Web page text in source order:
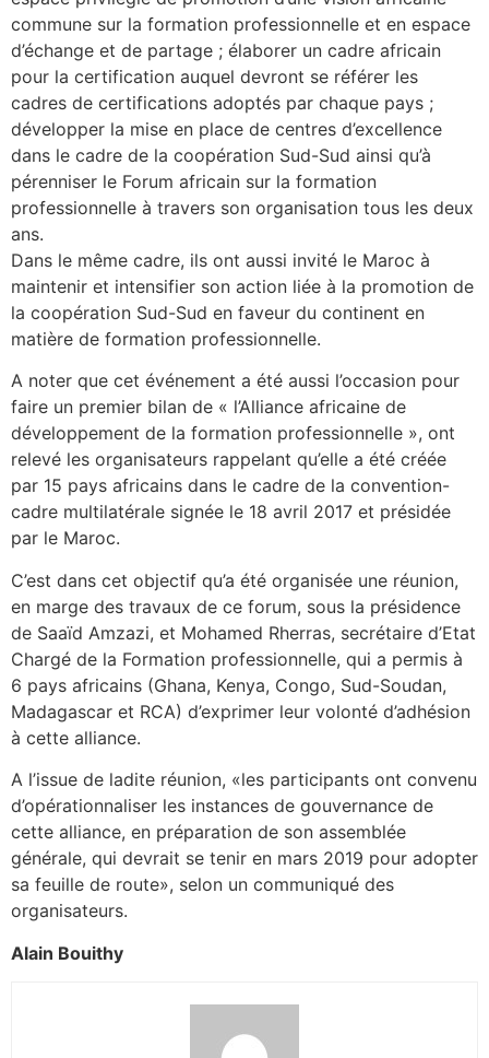
commune sur la formation professionnelle et en espace
d’échange et de partage ; élaborer un cadre africain
pour la certification auquel devront se référer les
cadres de certifications adoptés par chaque pays ;
développer la mise en place de centres d’excellence
dans le cadre de la coopération Sud-Sud ainsi qu’à
pérenniser le Forum africain sur la formation
professionnelle à travers son organisation tous les deux
ans.
Dans le même cadre, ils ont aussi invité le Maroc à
maintenir et intensifier son action liée à la promotion de
la coopération Sud-Sud en faveur du continent en
matière de formation professionnelle.
A noter que cet événement a été aussi l’occasion pour
faire un premier bilan de « l’Alliance africaine de
développement de la formation professionnelle », ont
relevé les organisateurs rappelant qu’elle a été créée
par 15 pays africains dans le cadre de la convention-
cadre multilatérale signée le 18 avril 2017 et présidée
par le Maroc.
C’est dans cet objectif qu’a été organisée une réunion,
en marge des travaux de ce forum, sous la présidence
de Saaïd Amzazi, et Mohamed Rherras, secrétaire d’Etat
Chargé de la Formation professionnelle, qui a permis à
6 pays africains (Ghana, Kenya, Congo, Sud-Soudan,
Madagascar et RCA) d’exprimer leur volonté d’adhésion
à cette alliance.
A l’issue de ladite réunion, «les participants ont convenu
d’opérationnaliser les instances de gouvernance de
cette alliance, en préparation de son assemblée
générale, qui devrait se tenir en mars 2019 pour adopter
sa feuille de route», selon un communiqué des
organisateurs.
Alain Bouithy